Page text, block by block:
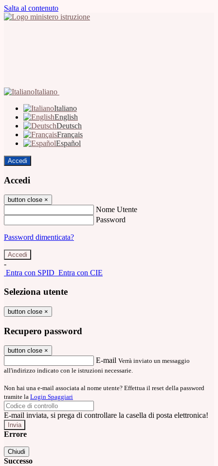
Salta al contenuto
Italiano
Italiano
English
Deutsch
Français
Español
Accedi
Accedi
button close ×
Nome Utente
Password
Password dimenticata?
-
Entra con SPID Entra con CIE
Seleziona utente
button close ×
Recupero password
button close ×
E-mail Verrà inviato un messaggio
all'indirizzo indicato con le istruzioni necessarie.
Non hai una e-mail associata al nome utente? Effettua il reset della password
tramite la Login Spaggiari
E-mail inviata, si prega di controllare la casella di posta elettronica!
Errore
Chiudi
Successo